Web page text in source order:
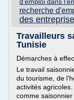
recherche
des
Travailleurs
Tunisie
Démarches à
Le travail
du tourisme, de
activités
comme